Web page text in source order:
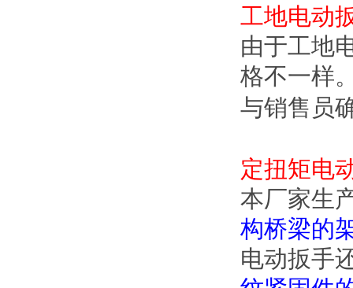
工地电动
由于工地
格不一样
与销售员确
定扭矩电
本厂家生
构桥梁的架
电动扳手